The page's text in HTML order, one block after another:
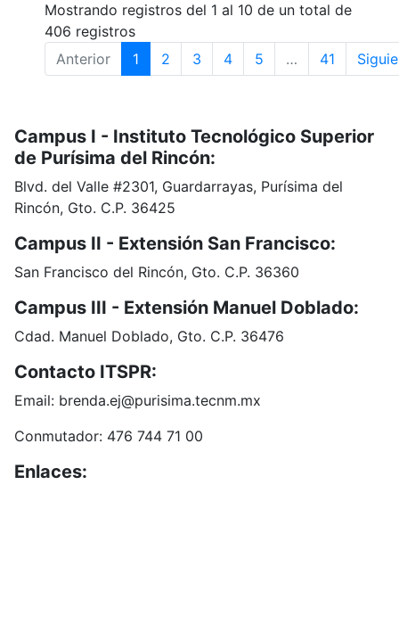
Mostrando registros del 1 al 10 de un total de
406 registros
Anterior
1 2 3 4 5 … 41
Campus I - Instituto Tecnológico Superior
de Purísima del Rincón:
Blvd. del Valle #2301, Guardarrayas, Purísima del
Rincón, Gto. C.P. 36425
Campus II - Extensión San Francisco:
San Francisco del Rincón, Gto. C.P. 36360
Campus III - Extensión Manuel Doblado:
Cdad. Manuel Doblado, Gto. C.P. 36476
Contacto ITSPR:
Email: brenda.ej@purisima.tecnm.mx
Conmutador: 476 744 71 00
Enlaces: